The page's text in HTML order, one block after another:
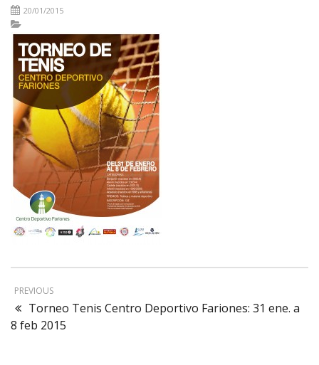
20/01/2015
PREVIOUS
Torneo Tenis Centro Deportivo Fariones: 31 ene. a
8 feb 2015